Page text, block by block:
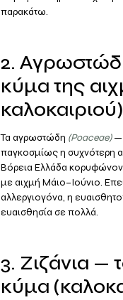
παρακάτω.
2.
κύμα της
καλοκαιριού)
Τα αγρωστώδη (Poaceae)—
παγκοσμίως η συχνότερη
Βόρεια Ελλάδα
με αιχμή Μάιο–Ιούνιο.
αλλεργιογόνα, η
ευαισθησία σε πολλά.
3. Ζιζάνια —
κύμα